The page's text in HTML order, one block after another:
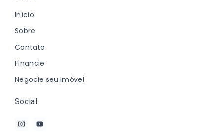
Início
Sobre
Contato
Financie
Negocie seu Imóvel
Social